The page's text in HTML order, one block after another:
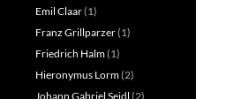
Emil Claar(1)
Franz Grillparzer(1)
Friedrich Halm(1)
Hieronymus Lorm(2)
Johann Gabriel Seidl (2)